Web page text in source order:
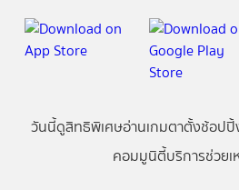
วันนี้ดูสิทธิพิเศษอ่านเกมตาตั้งช้อปปิ้
คอมมูนิตี้บริการช่วยเ